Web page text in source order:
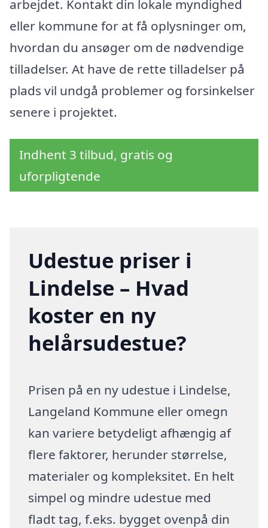
arbejdet. Kontakt din lokale myndighed
eller kommune for at få oplysninger om,
hvordan du ansøger om de nødvendige
tilladelser. At have de rette tilladelser på
plads vil undgå problemer og forsinkelser
senere i projektet.
Indhent 3 tilbud, gratis og
uforpligtende
Udestue priser i
Lindelse – Hvad
koster en ny
helårsudestue?
Prisen på en ny udestue i Lindelse,
Langeland Kommune eller omegn
kan variere betydeligt afhængig af
flere faktorer, herunder størrelse,
materialer og kompleksitet. En helt
simpel og mindre udestue med
fladt tag, f.eks. bygget ovenpå din